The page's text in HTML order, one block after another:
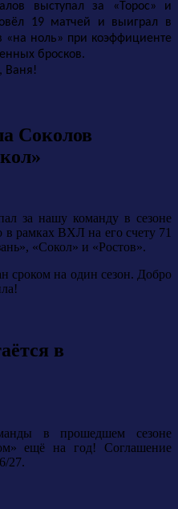
выступал за «Торос» и
19 матчей и выиграл в
ноль» при коэффициенте
бросков.
Ваня!
Соколов
за нашу команду в сезоне
в рамках ВХЛ на его счету 71
«Сокол» и «Ростов».
сроком на один сезон. Добро
в
в прошедшем сезоне
ещё на год! Соглашение
27.